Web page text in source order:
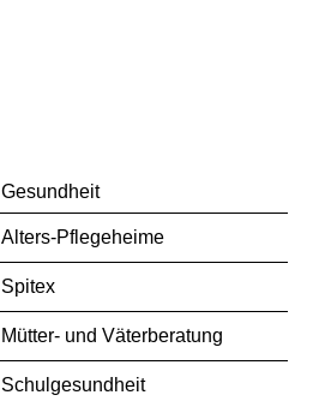
Gesundheit
Alters-Pflegeheime
Spitex
Mütter- und Väterberatung
(ausgewählt)
Schulgesundheit